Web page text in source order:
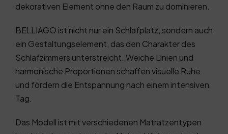
dekorativen Element ohne den Raum zu dominieren.
BELLIAGO ist nicht nur ein Schlafplatz, sondern auch
ein Gestaltungselement, das den Charakter des
Schlafzimmers unterstreicht. Weiche Linien und
harmonische Proportionen schaffen visuelle Ruhe
und fördern die Entspannung nach einem intensiven
Tag.
Das Modell ist mit verschiedenen Matratzentypen